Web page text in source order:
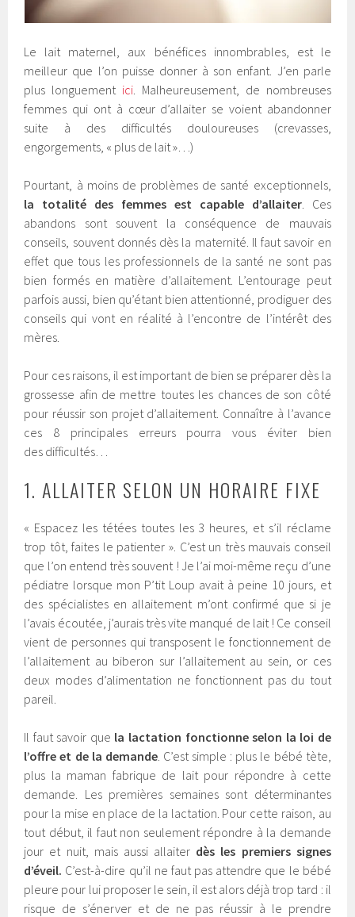
Le lait maternel, aux bénéfices innombrables, est le
meilleur que l’on puisse donner à son enfant. J’en parle
plus longuement ici . Malheureusement, de nombreuses
femmes qui ont à cœur d’allaiter se voient abandonner
suite à des difficultés douloureuses (crevasses,
engorgements, « plus de lait »…)
Pourtant, à moins de problèmes de santé exceptionnels,
la totalité des femmes est capable d’allaiter. Ces
abandons sont souvent la conséquence de mauvais
conseils, souvent donnés dès la maternité. Il faut savoir en
effet que tous les professionnels de la santé ne sont pas
bien formés en matière d’allaitement. L’entourage peut
parfois aussi, bien qu’étant bien attentionné, prodiguer des
conseils qui vont en réalité à l’encontre de l’intérêt des
mères.
Pour ces raisons, il est important de bien se préparer dès la
grossesse afin de mettre toutes les chances de son côté
pour réussir son projet d’allaitement. Connaître à l’avance
ces 8 principales erreurs pourra vous éviter bien
des difficultés…
1. ALLAITER SELON UN HORAIRE FIXE
« Espacez les tétées toutes les 3 heures, et s’il réclame
trop tôt, faites le patienter ». C’est un très mauvais conseil
que l’on entend très souvent ! Je l’ai moi-même reçu d’une
pédiatre lorsque mon P’tit Loup avait à peine 10 jours, et
des spécialistes en allaitement m’ont confirmé que si je
l’avais écoutée, j’aurais très vite manqué de lait ! Ce conseil
vient de personnes qui transposent le fonctionnement de
l’allaitement au biberon sur l’allaitement au sein, or ces
deux modes d’alimentation ne fonctionnent pas du tout
pareil.
Il faut savoir que la lactation fonctionne selon la loi de
l’offre et de la demande. C’est simple : plus le bébé tète,
plus la maman fabrique de lait pour répondre à cette
demande. Les premières semaines sont déterminantes
pour la mise en place de la lactation. Pour cette raison, au
tout début, il faut non seulement répondre à la demande
jour et nuit, mais aussi allaiter dès les premiers signes
d’éveil. C’est-à-dire qu’il ne faut pas attendre que le bébé
pleure pour lui proposer le sein, il est alors déjà trop tard : il
risque de s’énerver et de ne pas réussir à le prendre